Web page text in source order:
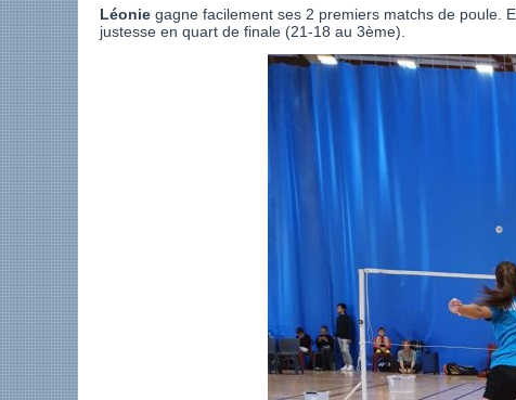
Léonie gagne facilement ses 2 premiers matchs de poule.
justesse en quart de finale (21-18 au 3ème).